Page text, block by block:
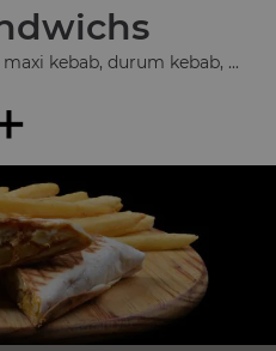
kebab, durum kebab, ...